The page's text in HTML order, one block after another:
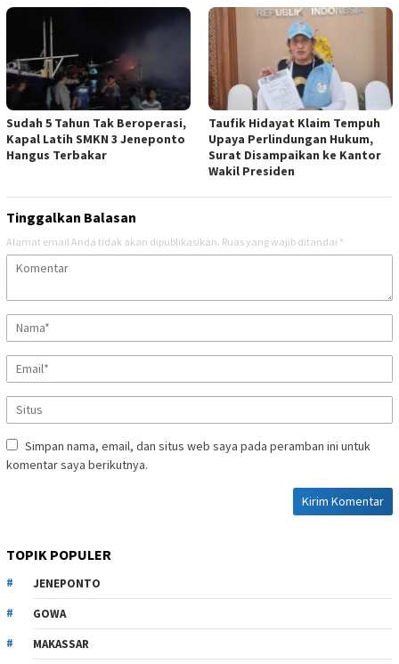
Sudah 5 Tahun Tak Beroperasi,
Kapal Latih SMKN 3 Jeneponto
Hangus Terbakar
Taufik Hidayat Klaim Tempuh
Upaya Perlindungan Hukum,
Surat Disampaikan ke Kantor
Wakil Presiden
Tinggalkan Balasan
Alamat email Anda tidak akan dipublikasikan. Ruas yang wajib ditandai *
Simpan nama, email, dan situs web saya pada peramban ini untuk
komentar saya berikutnya.
TOPIK POPULER
JENEPONTO
GOWA
MAKASSAR